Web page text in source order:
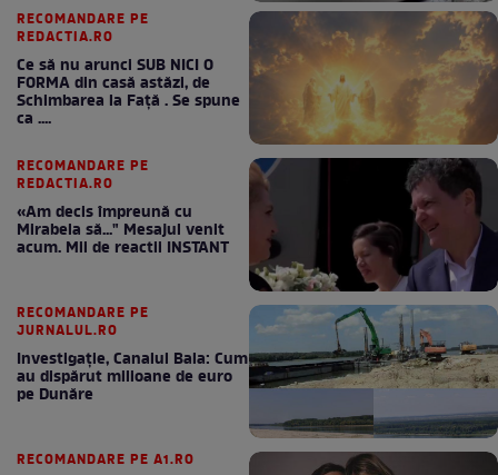
RECOMANDARE PE
REDACTIA.RO
Ce să nu arunci SUB NICI O
FORMA din casă astăzi, de
Schimbarea la Față . Se spune
ca ....
RECOMANDARE PE
REDACTIA.RO
«Am decis împreună cu
Mirabela să..." Mesajul venit
acum. Mii de reactii INSTANT
RECOMANDARE PE
JURNALUL.RO
Investigație, Canalul Bala: Cum
au dispărut milioane de euro
pe Dunăre
RECOMANDARE PE A1.RO